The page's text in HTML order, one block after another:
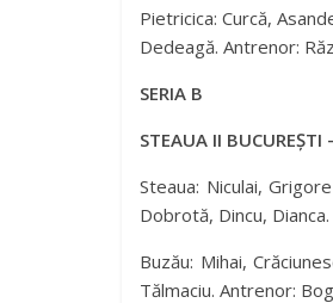
Pietricica: Curcă,
Dedeagă. Antrenor:
SERIA B
STEAUA II
Steaua: Niculai,
Dobrotă, Dincu,
Buzău: Mihai,
Tălmaciu. Antrenor: